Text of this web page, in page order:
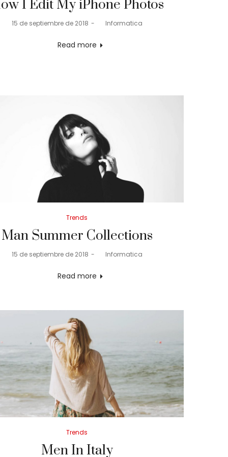
I Edit My iPhone Photos
Posted
15 de septiembre de 2018 Informatica
Read more
Posted
Trends
Man Summer Collections
Posted
15 de septiembre de 2018 Informatica
Read more
Posted
Trends
Men In Italy